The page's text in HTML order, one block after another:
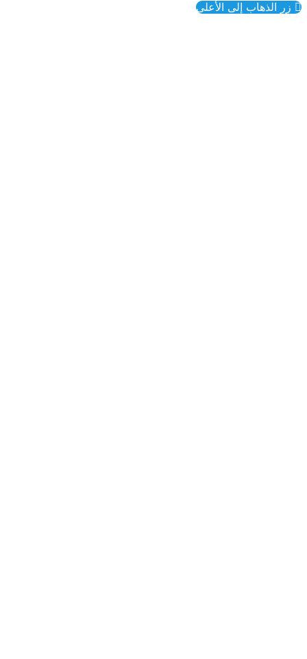
إلى الأعلى